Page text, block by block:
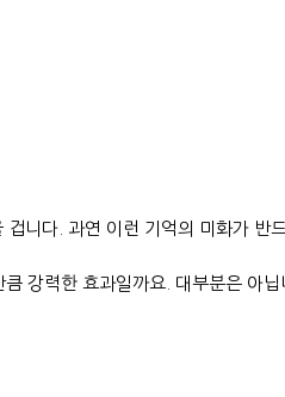
니다. 과연 이런 기억의 미화가 반
강력한 효과일까요. 대부분은 아